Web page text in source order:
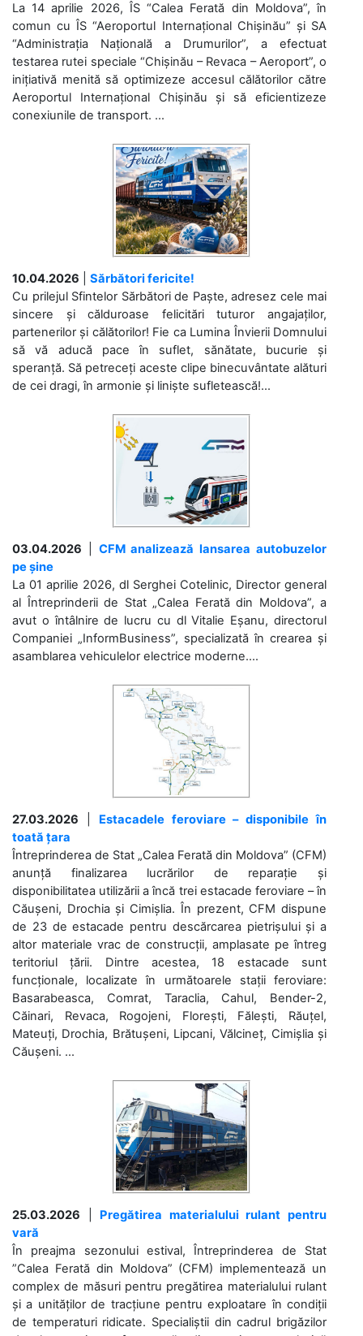
La 14 aprilie 2026, ÎS “Calea Ferată din Moldova”, în
comun cu ÎS “Aeroportul Internațional Chișinău” și SA
“Administrația Națională a Drumurilor”, a efectuat
testarea rutei speciale “Chișinău – Revaca – Aeroport”, o
inițiativă menită să optimizeze accesul călătorilor către
Aeroportul Internațional Chișinău și să eficientizeze
conexiunile de transport. ...
10.04.2026
Sărbători fericite!
Cu prilejul Sfintelor Sărbători de Paște, adresez cele mai
sincere și călduroase felicitări tuturor angajaților,
partenerilor și călătorilor! Fie ca Lumina Învierii Domnului
să vă aducă pace în suflet, sănătate, bucurie și
speranță. Să petreceți aceste clipe binecuvântate alături
de cei dragi, în armonie și liniște sufletească!...
03.04.2026
CFM analizează lansarea autobuzelor
pe șine
La 01 aprilie 2026, dl Serghei Cotelinic, Director general
al Întreprinderii de Stat „Calea Ferată din Moldova”, a
avut o întâlnire de lucru cu dl Vitalie Eșanu, directorul
Companiei „InformBusiness”, specializată în crearea și
asamblarea vehiculelor electrice moderne....
27.03.2026
Estacadele feroviare – disponibile în
toată țara
Întreprinderea de Stat „Calea Ferată din Moldova” (CFM)
anunță finalizarea lucrărilor de reparație și
disponibilitatea utilizării a încă trei estacade feroviare – în
Căușeni, Drochia și Cimișlia. În prezent, CFM dispune
de 23 de estacade pentru descărcarea pietrișului și a
altor materiale vrac de construcții, amplasate pe întreg
teritoriul țării. Dintre acestea, 18 estacade sunt
funcționale, localizate în următoarele stații feroviare:
Basarabeasca, Comrat, Taraclia, Cahul, Bender-2,
Căinari, Revaca, Rogojeni, Florești, Fălești, Răuțel,
Mateuți, Drochia, Brătușeni, Lipcani, Vălcineț, Cimișlia și
Căușeni. ...
25.03.2026
Pregătirea materialului rulant pentru
vară
În preajma sezonului estival, Întreprinderea de Stat
”Calea Ferată din Moldova” (CFM) implementează un
complex de măsuri pentru pregătirea materialului rulant
și a unităților de tracțiune pentru exploatare în condiții
de temperaturi ridicate. Specialiștii din cadrul brigăzilor